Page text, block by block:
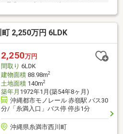
2,250万円 6LDK
2,250万円
間取り 6LDK
建物面積88.98m2
土地面積140m2
築年月 1972年1月(築54年8ヶ月)
沖縄都市モノレール 赤嶺駅 バス30
分/「糸満入口」バス停 停歩1分
沖縄県糸満市西川町